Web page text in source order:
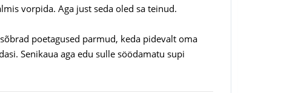
vorpida. Aga just seda oled sa teinud.
poetagused parmud, keda pidevalt oma
Senikaua aga edu sulle söödamatu supi